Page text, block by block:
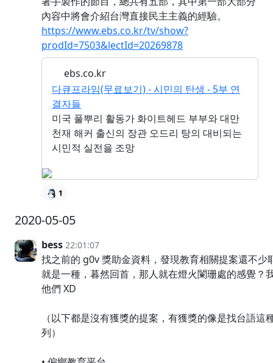
內容中將會介紹台灣直接民主主義的經驗。
https://www.ebs.co.kr/tv/show?
prodId=7503&lectId=20269878
ebs.co.kr
다큐프라임(무료보기) - 시민의 탄생 - 5부 연
결자들
미국 풀뿌리 활동가 화이트헤드 부부와 대만
천재 해커 출신의 장관 오드리 탕의 대비되는
시민적 실전을 조망
1
2020-05-05
bess 22:01:07
找之前的 g0v 獎助金資料，發現教育相關提案還不少
就是一種，暮然回首，那人就在燈火闌珊處的感覺？
他們 XD
（以下都是沒有獲獎的提案，有獲獎的像是找台語這
列）